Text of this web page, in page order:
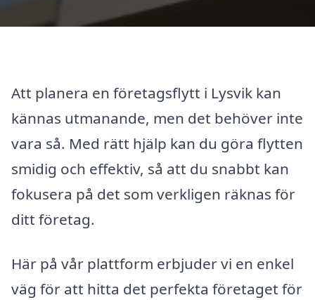
Att planera en företagsflytt i Lysvik kan
kännas utmanande, men det behöver inte
vara så. Med rätt hjälp kan du göra flytten
smidig och effektiv, så att du snabbt kan
fokusera på det som verkligen räknas för
ditt företag.
Här på vår plattform erbjuder vi en enkel
väg för att hitta det perfekta företaget för